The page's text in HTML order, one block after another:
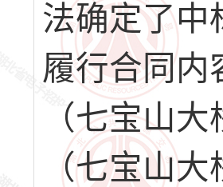
法确定了中
履行合同内
（七宝山
（七宝山